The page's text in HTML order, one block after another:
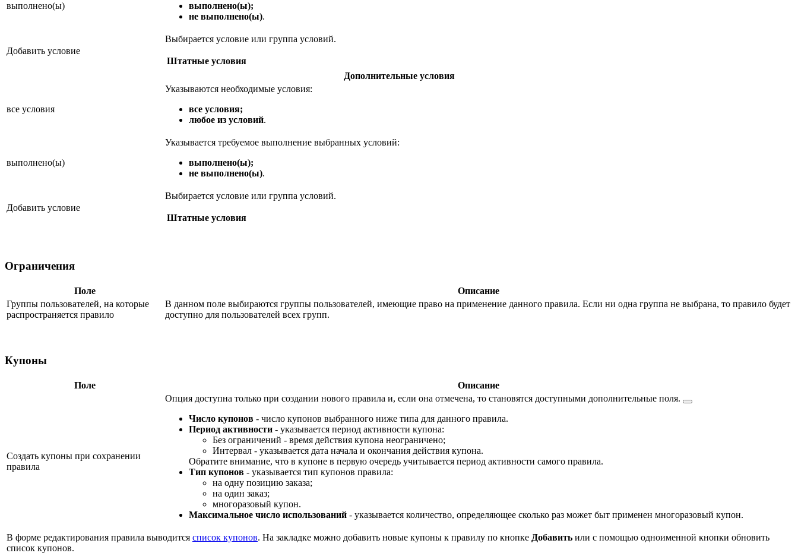
выполнено(ы)
выполнено(ы);
не выполнено(ы).
Добавить условие
Выбирается условие или группа условий.
Штатные условия
Дополнительные условия
все условия
Указываются необходимые условия:
все условия;
любое из условий.
выполнено(ы)
Указывается требуемое выполнение выбранных условий:
выполнено(ы);
не выполнено(ы).
Добавить условие
Выбирается условие или группа условий.
Штатные условия
Ограничения
Поле
Описание
Группы пользователей, на которые
распространяется правило
В данном поле выбираются группы пользователей, имеющие право на применение данного правила. Если ни одна группа не выбрана, то правило будет
доступно для пользователей всех групп.
Купоны
Поле Описание
Создать купоны при сохранении
правила
Опция доступна только при создании нового правила и, если она отмечена, то становятся доступными дополнительные поля.
Число купонов - число купонов выбранного ниже типа для данного правила.
Период активности - указывается период активности купона:
Без ограничений - время действия купона неограничено;
Интервал - указывается дата начала и окончания действия купона.
Обратите внимание, что в купоне в первую очередь учитывается период активности самого правила.
Тип купонов - указывается тип купонов правила:
на одну позицию заказа;
на один заказ;
многоразовый купон.
Максимальное число использований - указывается количество, определяющее сколько раз может быт применен многоразовый купон.
В форме редактирования правила выводится список купонов. На закладке можно добавить новые купоны к правилу по кнопке Добавить или с помощью одноименной кнопки обновить
список купонов.